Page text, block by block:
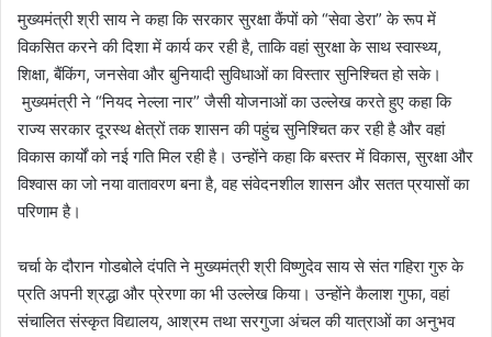
मुख्यमंत्री श्री साय ने कहा कि सरकार सुरक्षा कैंपों को “सेवा डेरा” के रूप में
विकसित करने की दिशा में कार्य कर रही है, ताकि वहां सुरक्षा के साथ स्वास्थ्य,
शिक्षा, बैंकिंग, जनसेवा और बुनियादी सुविधाओं का विस्तार सुनिश्चित हो सके।
मुख्यमंत्री ने “नियद नेल्ला नार” जैसी योजनाओं का उल्लेख करते हुए कहा कि
राज्य सरकार दूरस्थ क्षेत्रों तक शासन की पहुंच सुनिश्चित कर रही है और वहां
विकास कार्यों को नई गति मिल रही है। उन्होंने कहा कि बस्तर में विकास, सुरक्षा और
विश्वास का जो नया वातावरण बना है, वह संवेदनशील शासन और सतत प्रयासों का
परिणाम है।
चर्चा के दौरान गोडबोले दंपति ने मुख्यमंत्री श्री विष्णुदेव साय से संत गहिरा गुरु के
प्रति अपनी श्रद्धा और प्रेरणा का भी उल्लेख किया। उन्होंने कैलाश गुफा, वहां
संचालित संस्कृत विद्यालय, आश्रम तथा सरगुजा अंचल की यात्राओं का अनुभव